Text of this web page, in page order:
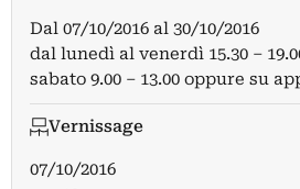
Dal 07/10/2016 al 30/10/2016
dal lunedì al venerdì 15.30 –
sabato 9.00 – 13.00 oppure su
Vernissage
07/10/2016